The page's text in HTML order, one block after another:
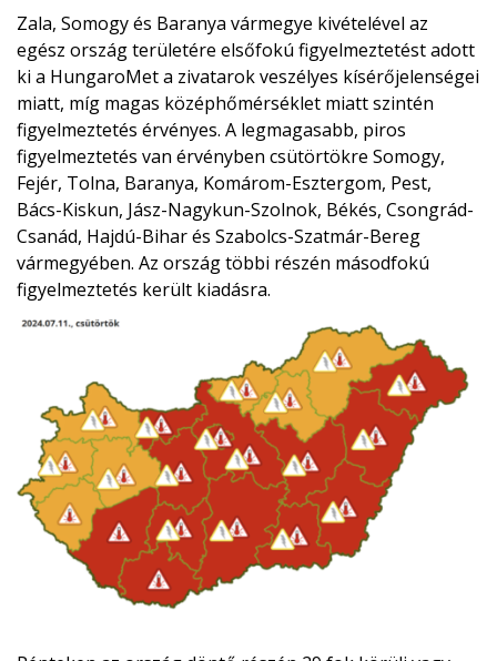
Zala, Somogy és Baranya vármegye kivételével az
egész ország területére elsőfokú figyelmeztetést adott
ki a HungaroMet a zivatarok veszélyes kísérőjelenségei
miatt, míg magas középhőmérséklet miatt szintén
figyelmeztetés érvényes. A legmagasabb, piros
figyelmeztetés van érvényben csütörtökre Somogy,
Fejér, Tolna, Baranya, Komárom-Esztergom, Pest,
Bács-Kiskun, Jász-Nagykun-Szolnok, Békés, Csongrád-
Csanád, Hajdú-Bihar és Szabolcs-Szatmár-Bereg
vármegyében. Az ország többi részén másodfokú
figyelmeztetés került kiadásra.